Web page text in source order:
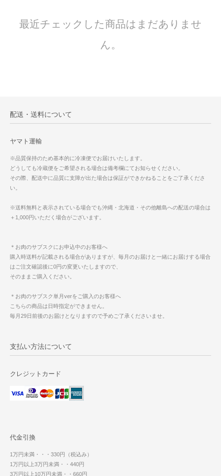
最近チェックした商品はまだありませ
ん。
配送・送料について
ヤマト運輸
※品質保持のため基本的に冷凍便でお届けいたします。
どうしても冷蔵便をご希望される場合は備考欄にてお知らせください。
その際、配送中に品質に支障が出た場合は保証ができかねることをご了承くださ
い。
※送料無料と表示されている場合でも沖縄・北海道・その他離島への配送の場合は
＋1,000円いただく場合がございます。
＊お肉のサブスクにお申込中のお客様へ
購入時送料が記載される場合がありますが、毎月のお届けと一緒にお届けする場合
はご注文確認後に0円の変更いたしますので、
そのままご購入ください。
＊お肉のサブスク単月verをご購入のお客様へ
こちらの商品は日時指定ができません。
毎月29日前後のお届けとなりますので予めご了承くださいませ。
支払い方法について
クレジットカード
代金引換
1万円未満・・・330円（税込み）
1万円以上3万円未満・・440円
3万円以上10万円未満・・660円